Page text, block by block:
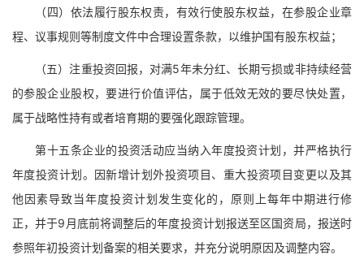
（四）依法履行股东权责，有效行使股东权益，在参股企业章
程、议事规则等制度文件中合理设置条款，以维护国有股东权益；
（五）注重投资回报，对满5年未分红、长期亏损或非持续经营
的参股企业股权，要进行价值评估，属于低效无效的要尽快处置，
属于战略性持有或者培育期的要强化跟踪管理。
第十五条企业的投资活动应当纳入年度投资计划，并严格执行
年度投资计划。因新增计划外投资项目、重大投资项目变更以及其
他因素导致当年度投资计划发生变化的，原则上每年中期进行修
正，并于9月底前将调整后的年度投资计划报送至区国资局，报送时
参照年初投资计划备案的相关要求，并充分说明原因及调整内容。